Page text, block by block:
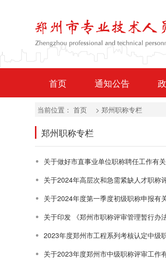
首页 通知公告
当前位置： 首页 > 郑州职称专栏
郑州职称专栏
关于做好市直事业单位职称聘任工作有
关于2024年高层次和急需紧缺人才职称
关于2024年度第一季度初级职称申报有
关于印发 《郑州市职称评审管理暂行办
2023年度郑州市工程系列考核认定中级
关于2023年度郑州市中级职称评审工作